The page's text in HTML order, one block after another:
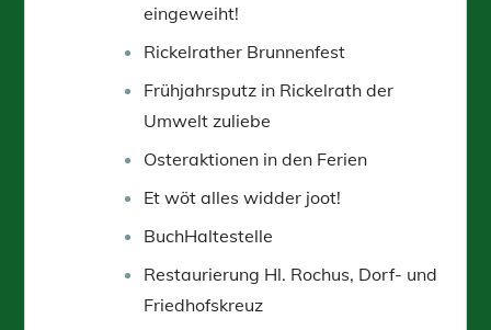
eingeweiht!
Rickelrather Brunnenfest
Frühjahrsputz in Rickelrath der
Umwelt zuliebe
Osteraktionen in den Ferien
Et wöt alles widder joot!
BuchHaltestelle
Restaurierung Hl. Rochus, Dorf- und
Friedhofskreuz